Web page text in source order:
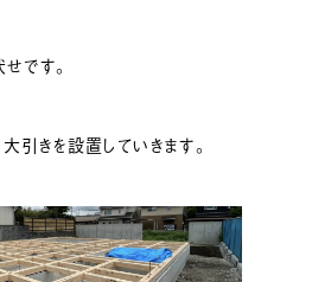
です。
引きを設置していきます。